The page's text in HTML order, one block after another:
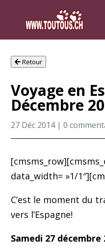
Retour
Voyage en
Décembre
27 Déc 2014|0
data_width= »1/
C’est le moment du
vers l’Espagne!
Samedi 27 décembre